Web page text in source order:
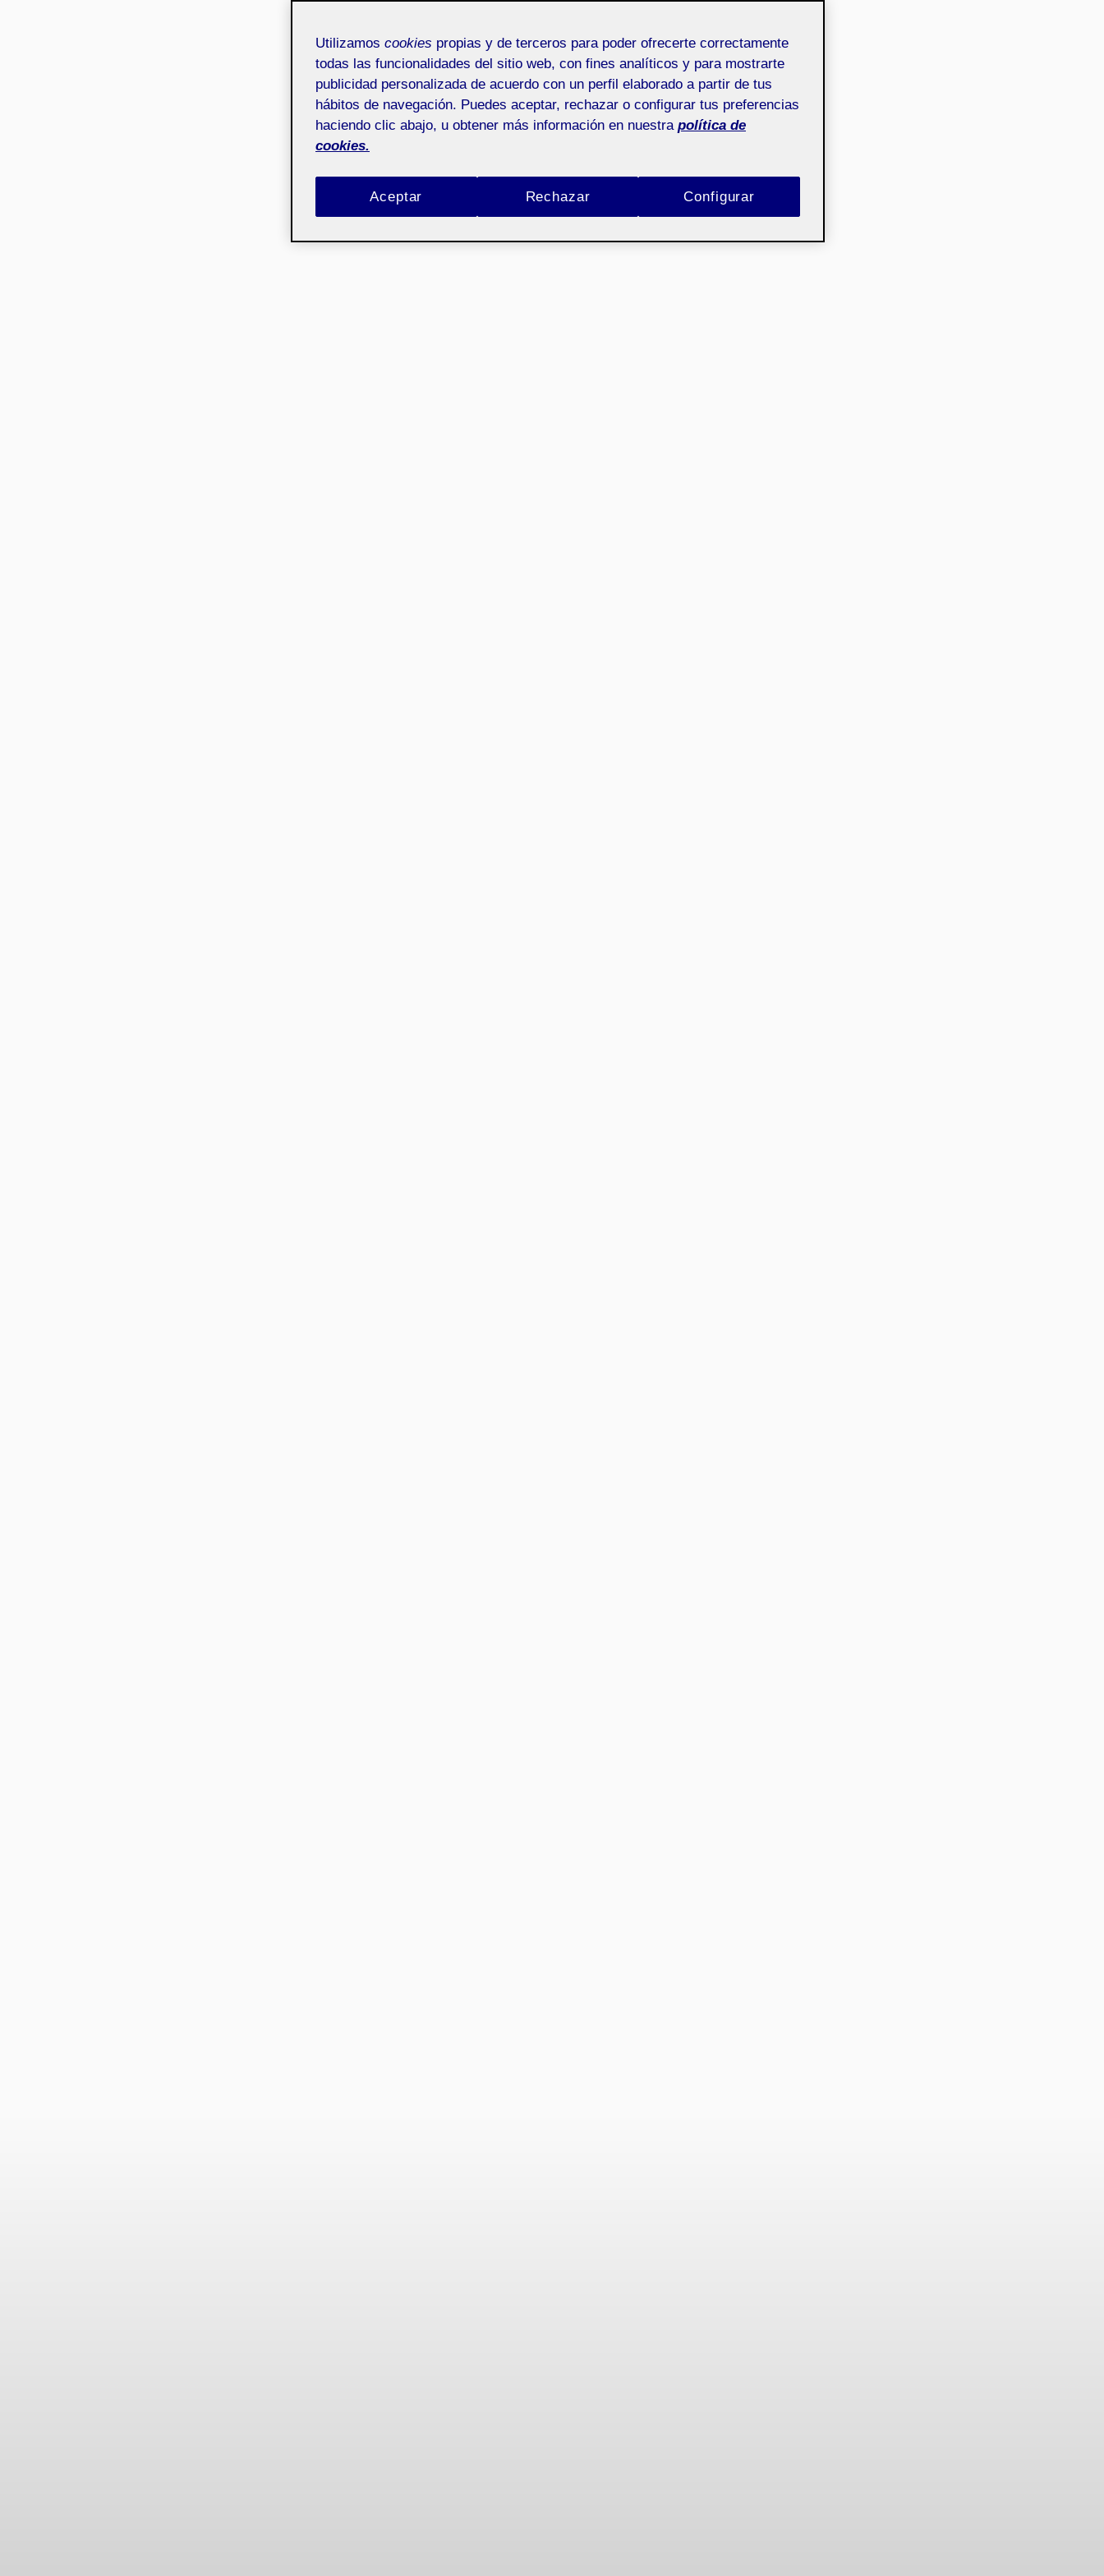
Utilizamos cookies propias y de terceros para poder ofrecerte correctamente
todas las funcionalidades del sitio web, con fines analíticos y para mostrarte
publicidad personalizada de acuerdo con un perfil elaborado a partir de tus
hábitos de navegación. Puedes aceptar, rechazar o configurar tus preferencias
haciendo clic abajo, u obtener más información en nuestra política de
cookies.
Rechazar
Aceptar Configurar